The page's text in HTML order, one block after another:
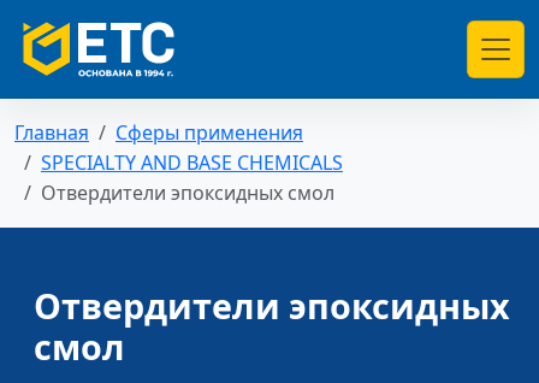
Главная
Сферы применения
SPECIALTY AND BASE CHEMICALS
Отвердители эпоксидных смол
Отвердители эпоксидных
смол